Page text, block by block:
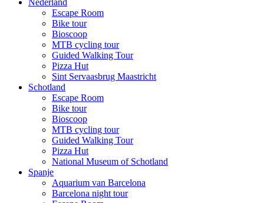
Nederland
Escape Room
Bike tour
Bioscoop
MTB cycling tour
Guided Walking Tour
Pizza Hut
Sint Servaasbrug Maastricht
Schotland
Escape Room
Bike tour
Bioscoop
MTB cycling tour
Guided Walking Tour
Pizza Hut
National Museum of Schotland
Spanje
Aquarium van Barcelona
Barcelona night tour